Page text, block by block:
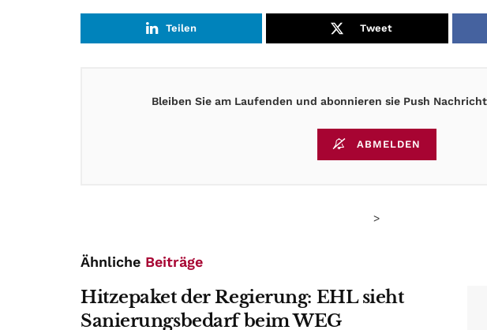
Teilen Tweet
Bleiben Sie am Laufenden und abonnieren sie Push
ABMELDEN
>
Ähnliche Beiträge
Hitzepaket der Regierung: EHL sieht
Sanierungsbedarf beim WEG